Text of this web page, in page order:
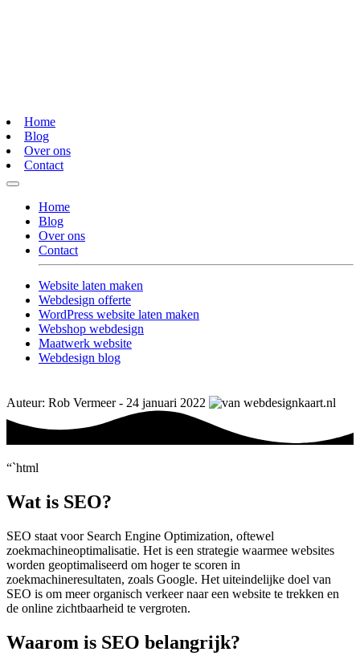
Home
Blog
Over ons
Contact
Home
Blog
Over ons
Contact
Website laten maken
Webdesign offerte
WordPress website laten maken
Webshop webdesign
Maatwerk website
Webdesign blog
Auteur: Rob Vermeer - 24 januari 2022
“`html
Wat is SEO?
SEO staat voor Search Engine Optimization, oftewel
zoekmachineoptimalisatie. Het is een strategie waarmee websites
worden geoptimaliseerd om hoger te scoren in
zoekmachineresultaten, zoals Google. Het uiteindelijke doel van
SEO is om meer organisch verkeer naar een website te trekken en
de online zichtbaarheid te vergroten.
Waarom is SEO belangrijk?